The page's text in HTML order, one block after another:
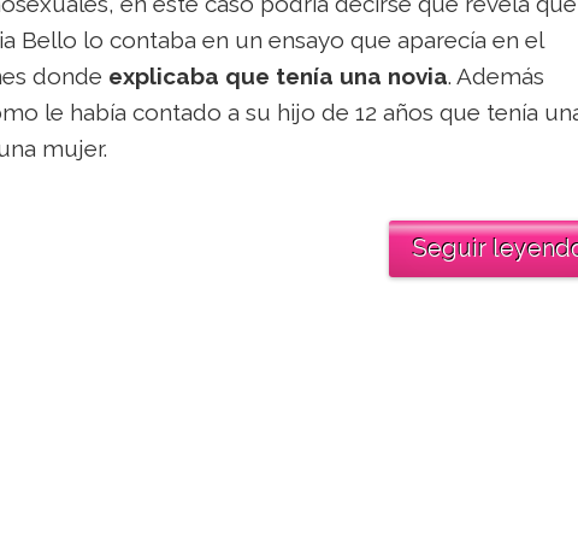
Bello lo contaba en un ensayo que aparecía en el
donde explicaba que tenía una novia. Además
le había contado a su hijo de 12 años que tenía
mujer.
Seguir